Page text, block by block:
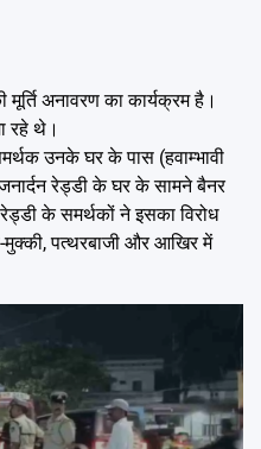
मूर्ति अनावरण का कार्यक्रम है।
रहे थे।
उनके घर के पास (हवाम्भावी
रेड्डी के घर के सामने बैनर
के समर्थकों ने इसका विरोध
पत्थरबाजी और आखिर में